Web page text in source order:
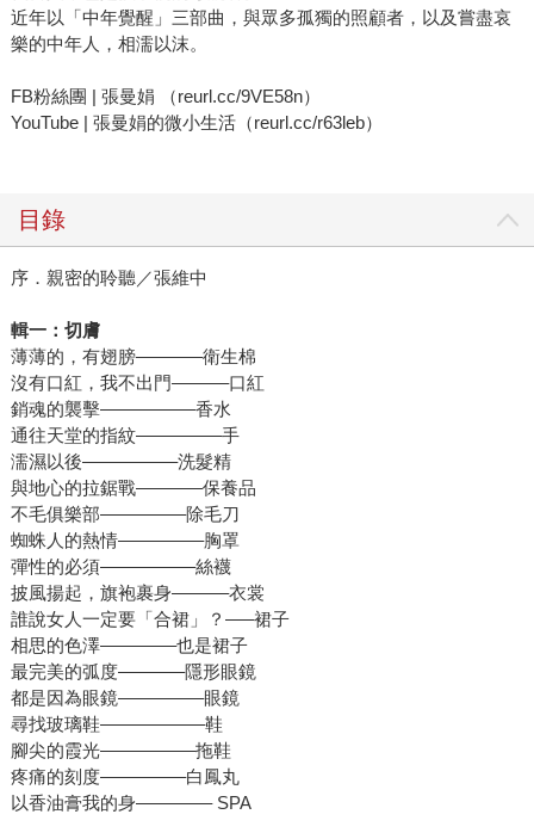
近年以「中年覺醒」三部曲，與眾多孤獨的照顧者，以及嘗盡哀
樂的中年人，相濡以沫。
FB粉絲團 | 張曼娟 （reurl.cc/9VE58n）
YouTube | 張曼娟的微小生活（reurl.cc/r63leb）
目錄
序．親密的聆聽／張維中
輯一：切膚
薄薄的，有翅膀–––––––衛生棉
沒有口紅，我不出門––––––口紅
銷魂的襲擊––––––––––香水
通往天堂的指紋–––––––––手
濡濕以後––––––––––洗髮精
與地心的拉鋸戰–––––––保養品
不毛俱樂部–––––––––除毛刀
蜘蛛人的熱情–––––––––胸罩
彈性的必須––––––––––絲襪
披風揚起，旗袍裹身––––––衣裳
誰說女人一定要「合裙」？–––裙子
相思的色澤––––––––也是裙子
最完美的弧度–––––––隱形眼鏡
都是因為眼鏡–––––––––眼鏡
尋找玻璃鞋–––––––––––鞋
腳尖的霞光––––––––––拖鞋
疼痛的刻度–––––––––白鳳丸
以香油膏我的身–––––––– SPA